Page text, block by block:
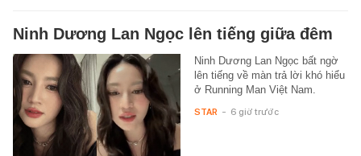
Ninh Dương Lan Ngọc lên tiếng giữa đêm
Ninh Dương Lan Ngọc bất ngờ
lên tiếng về màn trả lời khó hiểu
ở Running Man Việt Nam.
STAR - 6 giờ trước